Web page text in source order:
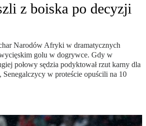
z boiska po decyzji
Narodów Afryki w dramatycznych
golu w dogrywce. Gdy w
połowy sędzia podyktował rzut karny dla
Senegalczycy w proteście opuścili na 10